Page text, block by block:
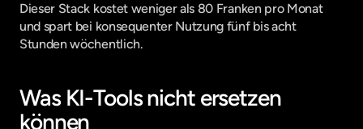
Dieser Stack kostet weniger als 80 Franken pro Monat
und spart bei konsequenter Nutzung fünf bis acht
Stunden wöchentlich.
Was KI-Tools nicht ersetzen
können